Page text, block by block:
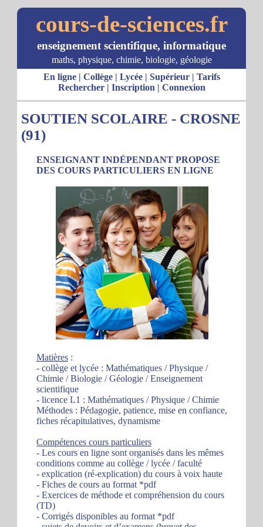
cours-de-sciences.fr
enseignement scientifique, informatique
maths, physique, chimie, biologie, géologie
En ligne| Collège| Lycée| Supérieur| Tarifs
Rechercher| Inscription | Connexion
SOUTIEN SCOLAIRE - CROSNE
(91)
ENSEIGNANT INDÉPENDANT PROPOSE
DES COURS PARTICULIERS EN LIGNE
Matières :
- collège et lycée : Mathématiques / Physique /
Chimie / Biologie / Géologie / Enseignement
scientifique
- licence L1 : Mathématiques / Physique / Chimie
Méthodes : Pédagogie, patience, mise en confiance,
fiches récapitulatives, dynamisme
Compétences cours particuliers
- Les cours en ligne sont organisés dans les mêmes
conditions comme au collège / lycée / faculté
- explication (ré-explication) du cours à voix haute
- Fiches de cours au format *pdf
- Exercices de méthode et compréhension du cours
(TD)
- Corrigés disponibles au format *pdf